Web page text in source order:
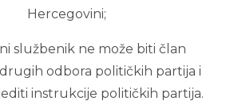
Hercegovini;
službenik ne može biti član
odbora političkih partija i
instrukcije političkih partija.